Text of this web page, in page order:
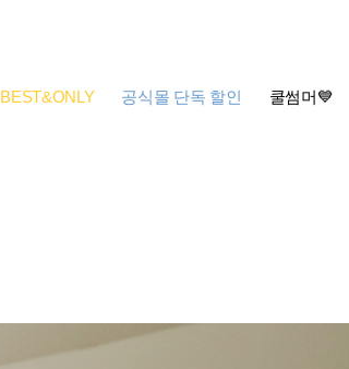
BEST&ONLY 공식몰 단독 할인 쿨썸머💙